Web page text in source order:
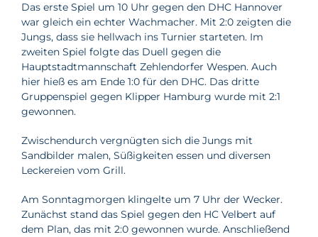
Das erste Spiel um 10 Uhr gegen den DHC Hannover
war gleich ein echter Wachmacher. Mit 2:0 zeigten die
Jungs, dass sie hellwach ins Turnier starteten. Im
zweiten Spiel folgte das Duell gegen die
Hauptstadtmannschaft Zehlendorfer Wespen. Auch
hier hieß es am Ende 1:0 für den DHC. Das dritte
Gruppenspiel gegen Klipper Hamburg wurde mit 2:1
gewonnen.
Zwischendurch vergnügten sich die Jungs mit
Sandbilder malen, Süßigkeiten essen und diversen
Leckereien vom Grill.
Am Sonntagmorgen klingelte um 7 Uhr der Wecker.
Zunächst stand das Spiel gegen den HC Velbert auf
dem Plan, das mit 2:0 gewonnen wurde. Anschließend